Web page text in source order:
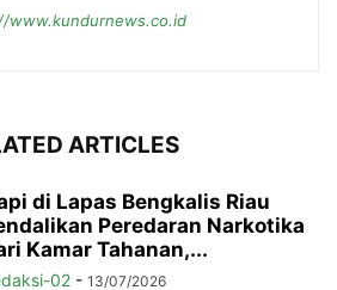
www.kundurnews.co.id
ARTICLES
di Lapas Bengkalis Riau
Peredaran Narkotika
Kamar Tahanan,...
02 - 13/07/2026